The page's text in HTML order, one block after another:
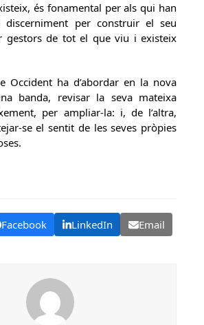
és fonamental per als qui han
discerniment per construir el seu
gestors de tot el que viu i existeix
Occident ha d’abordar en la nova
banda, revisar la seva mateixa
per ampliar-la: i, de l’altra,
se el sentit de les seves pròpies
Facebook LinkedIn Email